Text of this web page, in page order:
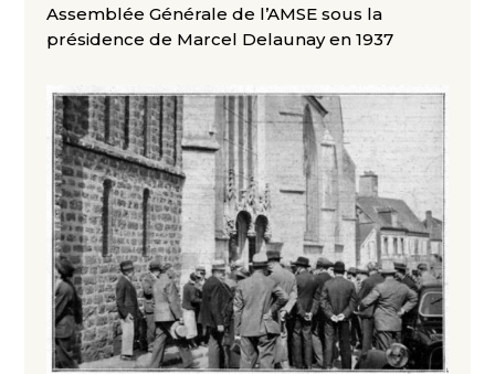
Assemblée Générale de l’AMSE sous la
présidence de Marcel Delaunay en 1937